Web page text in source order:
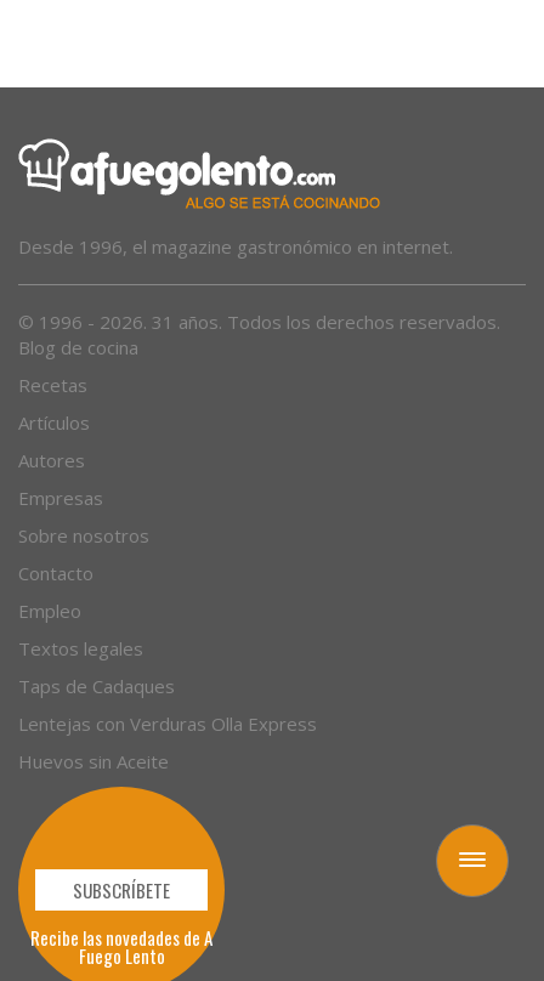
Toggle
navigation
Desde 1996, el magazine gastronómico en internet.
© 1996 - 2026. 31 años. Todos los derechos reservados.
Blog de cocina
Recetas
Artículos
Autores
Empresas
Sobre nosotros
Contacto
Empleo
Textos legales
Taps de Cadaques
Lentejas con Verduras Olla Express
Huevos sin Aceite
SUBSCRÍBETE
Recibe las novedades de A
Fuego Lento